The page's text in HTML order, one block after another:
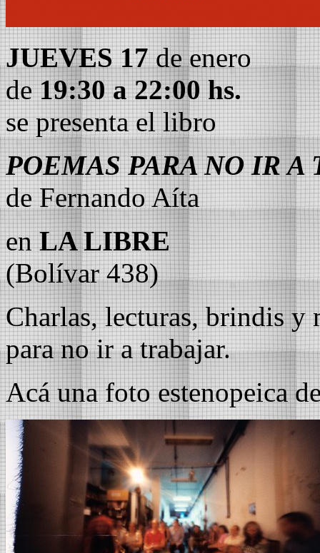
JUEVES 17de enero
de19:30 a 22:00 hs.
se presenta el libro
POEMAS PARA NO IR A
de Fernando Aíta
enLA LIBRE
(Bolívar 438)
Charlas, lecturas, brindis y
para no ir a trabajar.
Acá una foto estenopeica